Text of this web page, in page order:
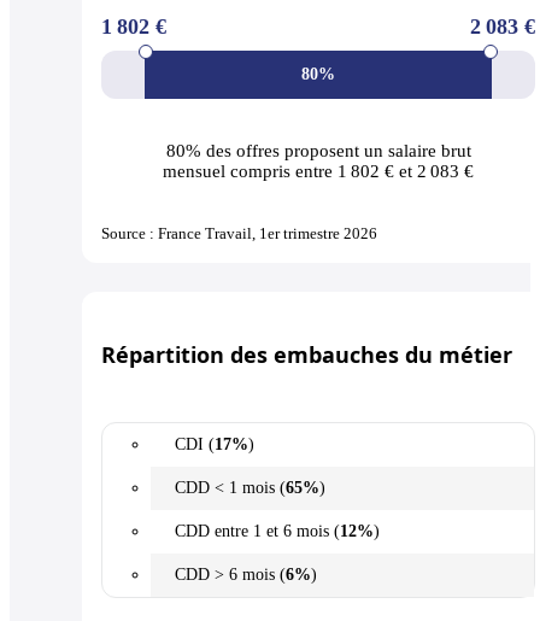
80%
1 802 € 2 083 €
80% des offresproposent un salaire brut
mensuel compris entre 1 802 € et 2 083 €
Source : France Travail, 1er trimestre 2026
Répartition des embauches du métier
CDI (17%)
CDD < 1 mois (65%)
CDD entre 1 et 6 mois (12%)
CDD > 6 mois (6%)